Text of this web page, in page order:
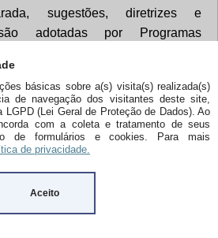
básicas sobre a(s) visita(s) realizada(s)
de navegação dos visitantes deste site,
LGPD (Lei Geral de Proteção de Dados). Ao
com a coleta e tratamento de seus
de formulários e cookies. Para mais
de privacidade.
Aceito